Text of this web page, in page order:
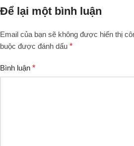
Để lại một bình luận
Email của bạn sẽ không được hiển thị
buộc được đánh dấu *
Bình luận *